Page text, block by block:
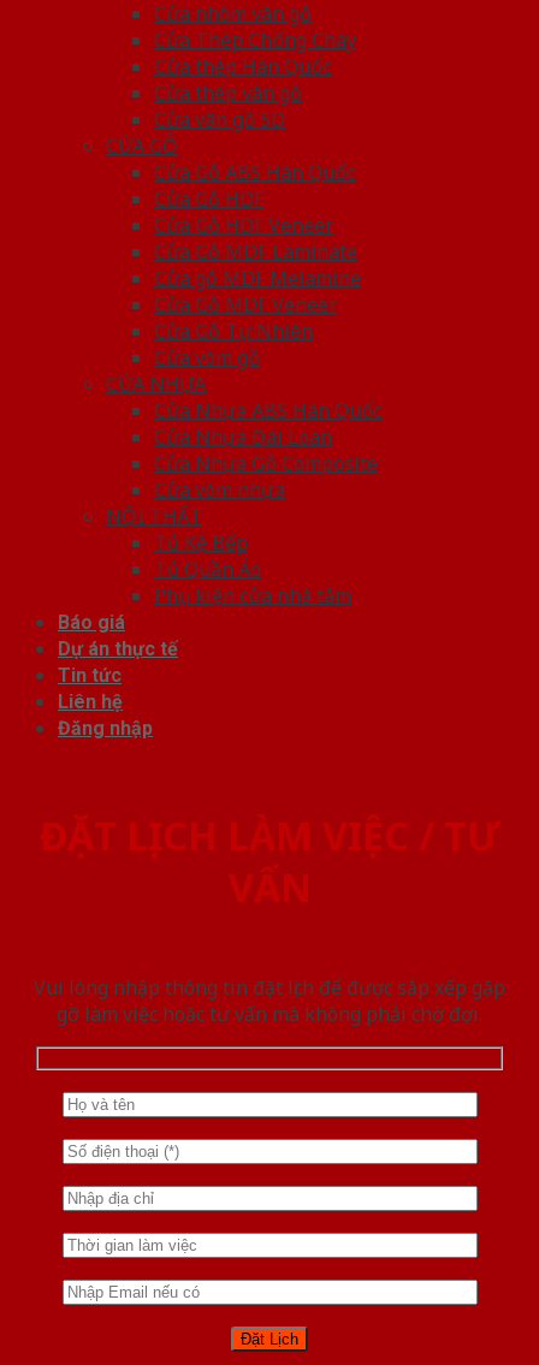
Cửa nhôm vân gỗ
Cửa Thép Chống Cháy
Cửa thép Hàn Quốc
Cửa thép vân gỗ
Cửa vân gỗ 5D
CỬA GỖ
Cửa Gỗ ABS Hàn Quốc
Cửa Gỗ HDF
Cửa Gỗ HDF Veneer
Cửa Gỗ MDF Laminate
Cửa gỗ MDF Melamine
Cửa Gỗ MDF Veneer
Cửa Gỗ Tự Nhiên
Cửa vòm gỗ
CỬA NHỰA
Cửa Nhựa ABS Hàn Quốc
Cửa Nhựa Đài Loan
Cửa Nhựa Gỗ Composite
Cửa vòm nhựa
NỘI THẤT
Tủ Kệ Bếp
Tủ Quần Áo
Phụ kiện cửa nhà tắm
Báo giá
Dự án thực tế
Tin tức
Liên hệ
Đăng nhập
ĐẶT LỊCH LÀM VIỆC / TƯ
VẤN
Vui lòng nhập thông tin đặt lịch để được sắp xếp gặp
gỡ làm việc hoăc tư vấn mà không phải chờ đợi.